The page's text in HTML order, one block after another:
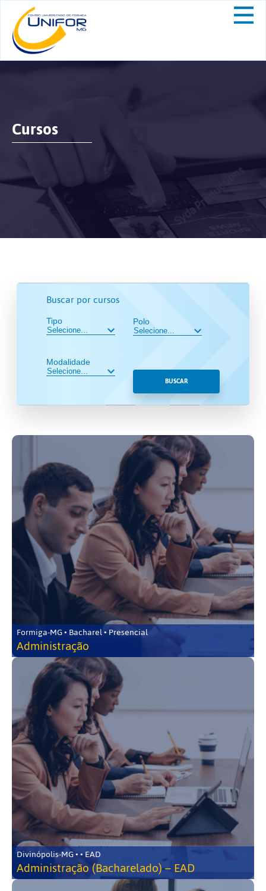
Cursos
Buscar por cursos
Tipo
Modalidade
Polo
BUSCAR
Formiga-MG • Bacharel • Presencial
Administração
Divinópolis-MG • • EAD
Administração (Bacharelado) – EAD